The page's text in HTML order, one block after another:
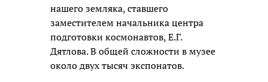
нашего земляка, ставшего
заместителем начальника центра
подготовки космонавтов, Е.Г.
Дятлова. В общей сложности в музее
около двух тысяч экспонатов.